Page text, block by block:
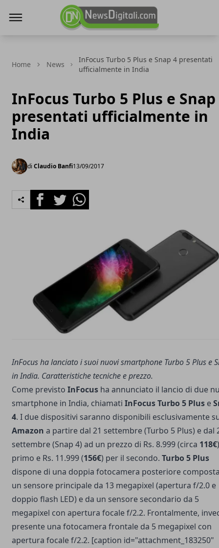
Home News
InFocus Turbo 5 Plus e Snap 4 presentati
ufficialmente in India
InFocus Turbo 5 Plus e Snap
presentati ufficialmente in
India
di Claudio Banfi13/09/2017
FacebookTwitterWhatsapp
InFocus ha lanciato i suoi nuovi smartphone Turbo 5 Plus e
in India. Caratteristiche tecniche e prezzo.
Come previsto InFocus ha annunciato il lancio di due
smartphone in India, chiamati InFocus Turbo 5 Plus e
4. I due dispositivi saranno disponibili esclusivamente
Amazon a partire dal 21 settembre (Turbo 5 Plus) e dal
settembre (Snap 4) ad un prezzo di Rs. 8.999 (circa 118€
primo e Rs. 11.999 (156€) per il secondo. Turbo 5 Plus
dispone di una doppia fotocamera posteriore
un sensore principale da 13 megapixel (apertura f/2.0 e
doppio flash LED) e da un sensore secondario da 5
megapixel con apertura focale f/2.2. Frontalmente,
presente una fotocamera frontale da 5 megapixel con
apertura focale f/2.2. [caption id="attachment_183250"